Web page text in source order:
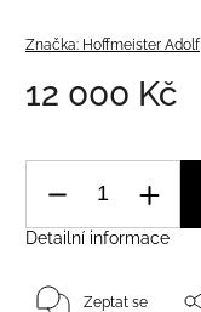
Značka: Hoffmeister Adolf
12 000 Kč
Detailní informace
Zeptat se